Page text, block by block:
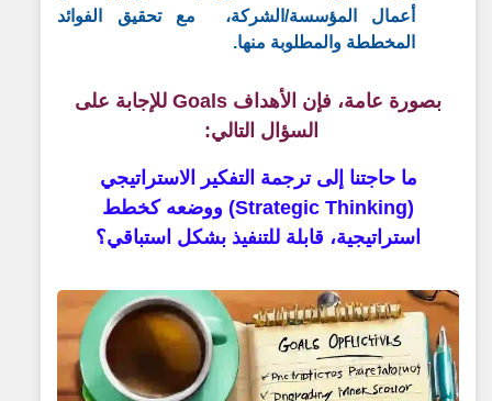
أعمال المؤسسة/الشركة، مع تحقيق الفوائد
المخططة والمطلوبة منها.
بصورة عامة، فإن الأهداف Goals للإجابة على
السؤال التالي:
ما حاجتنا إلى ترجمة التفكير الاستراتيجي
(Strategic Thinking) ووضعه كخطط
استراتيجية، قابلة للتنفيذ بشكل استباقي؟